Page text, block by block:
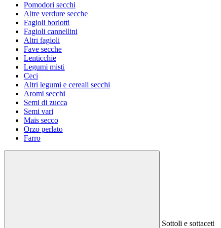
Pomodori secchi
Altre verdure secche
Fagioli borlotti
Fagioli cannellini
Altri fagioli
Fave secche
Lenticchie
Legumi misti
Ceci
Altri legumi e cereali secchi
Aromi secchi
Semi di zucca
Semi vari
Mais secco
Orzo perlato
Farro
Sottoli e sottaceti